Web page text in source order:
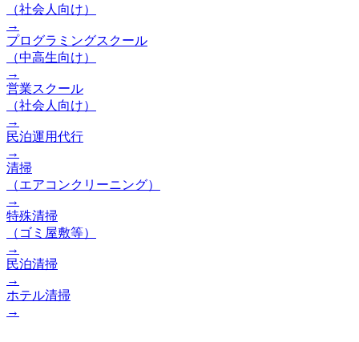
（社会人向け）
→
プログラミングスクール
（中高生向け）
→
営業スクール
（社会人向け）
→
民泊運用代行
→
清掃
（エアコンクリーニング）
→
特殊清掃
（ゴミ屋敷等）
→
民泊清掃
→
ホテル清掃
→